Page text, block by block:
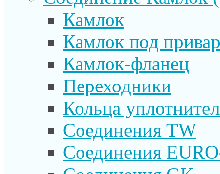
Камлок
Камлок под
Камлок-фланец
Переходники
Кольца
Соединения TW
Соединения